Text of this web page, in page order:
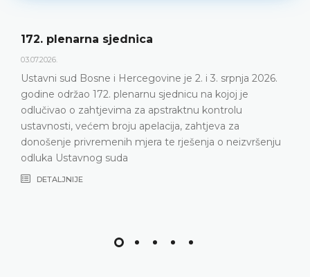
Dnevni red 172. plenarne sjednice
23.06.2026.
Ustavni sud Bosne i Hercegovine održat će 172.
plenarnu sjednicu 2. i 3. srpnja 2026. godine
DETALJNIJE